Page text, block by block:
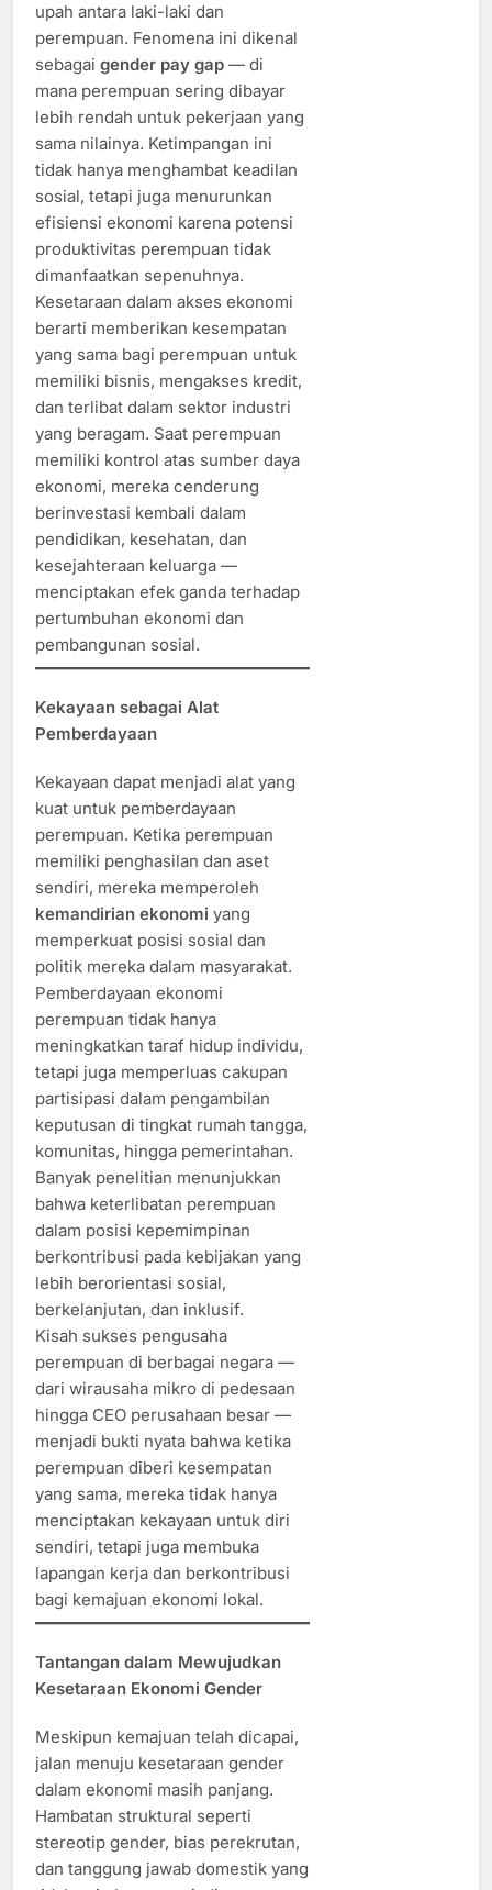
upah antara laki-laki dan
perempuan. Fenomena ini dikenal
sebagai gender pay gap — di
mana perempuan sering dibayar
lebih rendah untuk pekerjaan yang
sama nilainya. Ketimpangan ini
tidak hanya menghambat keadilan
sosial, tetapi juga menurunkan
efisiensi ekonomi karena potensi
produktivitas perempuan tidak
dimanfaatkan sepenuhnya.
Kesetaraan dalam akses ekonomi
berarti memberikan kesempatan
yang sama bagi perempuan untuk
memiliki bisnis, mengakses kredit,
dan terlibat dalam sektor industri
yang beragam. Saat perempuan
memiliki kontrol atas sumber daya
ekonomi, mereka cenderung
berinvestasi kembali dalam
pendidikan, kesehatan, dan
kesejahteraan keluarga —
menciptakan efek ganda terhadap
pertumbuhan ekonomi dan
pembangunan sosial.
Kekayaan sebagai Alat
Pemberdayaan
Kekayaan dapat menjadi alat yang
kuat untuk pemberdayaan
perempuan. Ketika perempuan
memiliki penghasilan dan aset
sendiri, mereka memperoleh
kemandirian ekonomi yang
memperkuat posisi sosial dan
politik mereka dalam masyarakat.
Pemberdayaan ekonomi
perempuan tidak hanya
meningkatkan taraf hidup individu,
tetapi juga memperluas cakupan
partisipasi dalam pengambilan
keputusan di tingkat rumah tangga,
komunitas, hingga pemerintahan.
Banyak penelitian menunjukkan
bahwa keterlibatan perempuan
dalam posisi kepemimpinan
berkontribusi pada kebijakan yang
lebih berorientasi sosial,
berkelanjutan, dan inklusif.
Kisah sukses pengusaha
perempuan di berbagai negara —
dari wirausaha mikro di pedesaan
hingga CEO perusahaan besar —
menjadi bukti nyata bahwa ketika
perempuan diberi kesempatan
yang sama, mereka tidak hanya
menciptakan kekayaan untuk diri
sendiri, tetapi juga membuka
lapangan kerja dan berkontribusi
bagi kemajuan ekonomi lokal.
Tantangan dalam Mewujudkan
Kesetaraan Ekonomi Gender
Meskipun kemajuan telah dicapai,
jalan menuju kesetaraan gender
dalam ekonomi masih panjang.
Hambatan struktural seperti
stereotip gender, bias perekrutan,
dan tanggung jawab domestik yang